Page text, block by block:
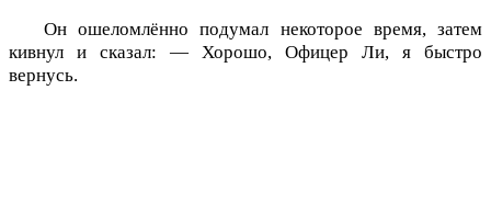
Он ошеломлённо подумал некоторое время, затем
кивнул и сказал: — Хорошо, Офицер Ли, я быстро
вернусь.